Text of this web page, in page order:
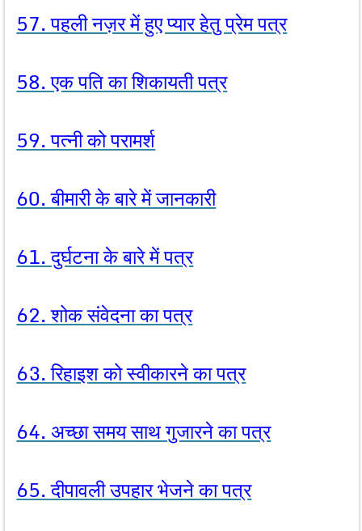
57. पहली नज़र में हुए प्यार हेतु प्रेम पत्र
58. एक पति का शिकायती पत्र
59. पत्नी को परामर्श
60. बीमारी के बारे में जानकारी
61. दुर्घटना के बारे में पत्र
62. शोक संवेदना का पत्र
63. रिहाइश को स्वीकारने का पत्र
64. अच्छा समय साथ गुजारने का पत्र
65. दीपावली उपहार भेजने का पत्र